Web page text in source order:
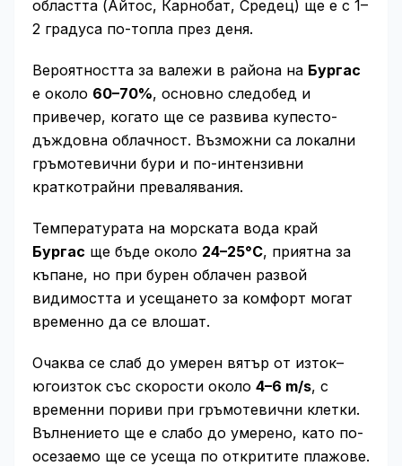
областта (Айтос, Карнобат, Средец) ще е с 1–
2 градуса по-топла през деня.
Вероятността за валежи в района на Бургас
е около 60–70%, основно следобед и
привечер, когато ще се развива купесто-
дъждовна облачност. Възможни са локални
гръмотевични бури и по-интензивни
краткотрайни превалявания.
Температурата на морската вода край
Бургас ще бъде около 24–25°C, приятна за
къпане, но при бурен облачен развой
видимостта и усещането за комфорт могат
временно да се влошат.
Очаква се слаб до умерен вятър от изток–
югоизток със скорости около 4–6 m/s, с
временни пориви при гръмотевични клетки.
Вълнението ще е слабо до умерено, като по-
осезаемо ще се усеща по откритите плажове.